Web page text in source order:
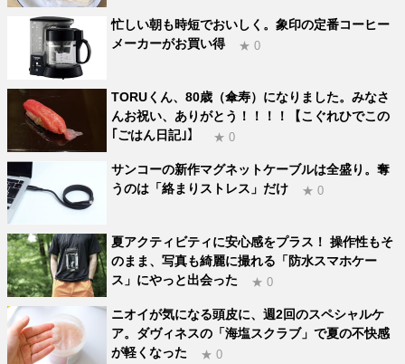
忙しい朝も時短でおいしく。象印の定番コーヒー
メーカーがお買い得
★ 0
TORUくん、80歳（傘寿）になりました。みなさ
んお祝い、ありがとう！！！！【こぐれひでこの
｢ごはん日記｣】
★ 0
サンコーの新作マグネットケーブルは全盛り。奪
うのは「絡まりストレス」だけ
★ 0
夏アクティビティに安心感をプラス！ 操作性もそ
のまま、写真も綺麗に撮れる「防水スマホケー
ス」にやっと出会った
★ 0
ニオイが気になる頭皮に、週2回のスペシャルケ
ア。ダヴィネスの「海塩スクラブ」で夏の不快感
が軽くなった
★ 0